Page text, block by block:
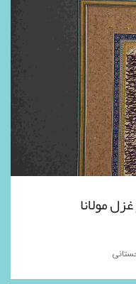
مولانا